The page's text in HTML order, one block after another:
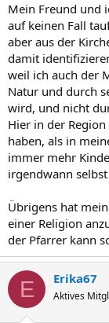
Mein Freund und
auf keinen Fall
aber aus der
damit
weil ich auch der
Natur und durch
wird, und nicht
Hier in der
haben, als in
immer mehr
irgendwann
Übrigens hat
einer Religion
der Pfarrer kann
E Erika67
Aktives